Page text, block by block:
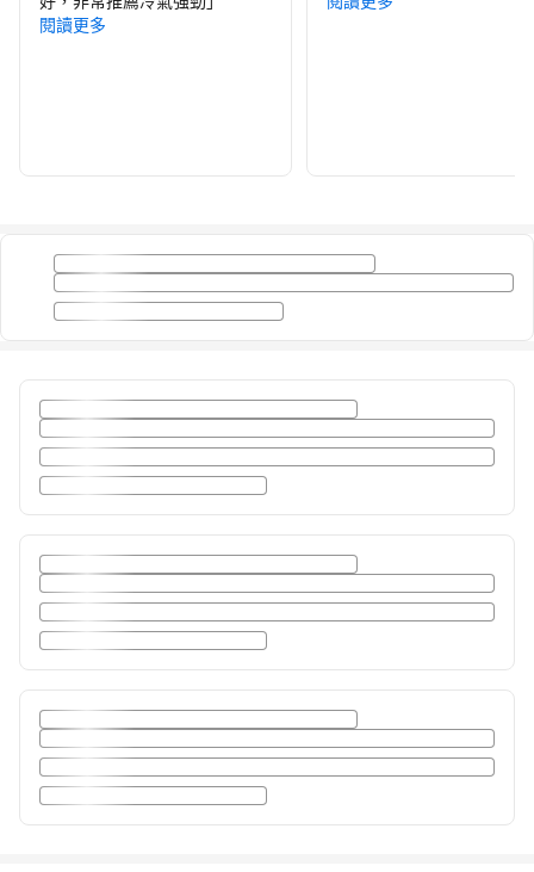
閱讀更多